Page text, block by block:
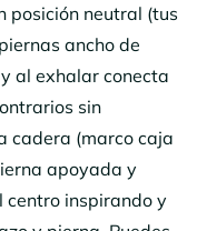
posición neutral (tus
ancho de
al exhalar conecta
sin
cadera (marco caja
apoyada y
centro inspirando y